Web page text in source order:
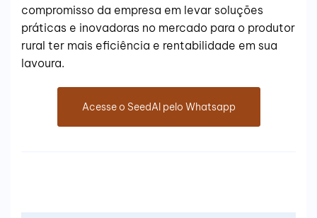
compromisso da empresa em levar soluções
práticas e inovadoras no mercado para o produtor
rural ter mais eficiência e rentabilidade em sua
lavoura.
Acesse o SeedAI pelo Whatsapp